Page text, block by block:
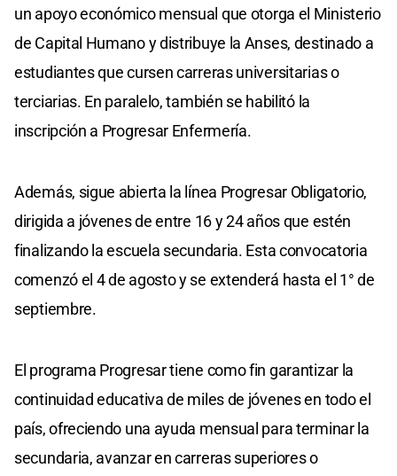
un apoyo económico mensual que otorga el Ministerio
de Capital Humano y distribuye la Anses, destinado a
estudiantes que cursen carreras universitarias o
terciarias. En paralelo, también se habilitó la
inscripción a Progresar Enfermería.
Además, sigue abierta la línea Progresar Obligatorio,
dirigida a jóvenes de entre 16 y 24 años que estén
finalizando la escuela secundaria. Esta convocatoria
comenzó el 4 de agosto y se extenderá hasta el 1° de
septiembre.
El programa Progresar tiene como fin garantizar la
continuidad educativa de miles de jóvenes en todo el
país, ofreciendo una ayuda mensual para terminar la
secundaria, avanzar en carreras superiores o